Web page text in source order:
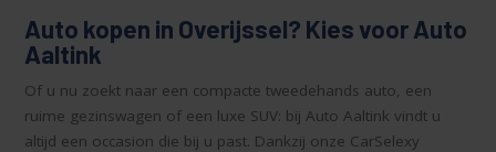
Auto kopen in Overijssel? Kies voor Auto
Aaltink
Of u nu zoekt naar een compacte tweedehands auto, een
ruime gezinswagen of een luxe SUV: bij Auto Aaltink vindt u
altijd een occasion die bij u past. Dankzij onze CarSelexy